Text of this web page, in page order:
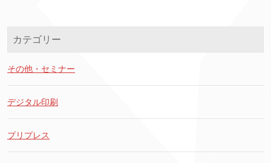
カテゴリー
その他・セミナー
デジタル印刷
プリプレス